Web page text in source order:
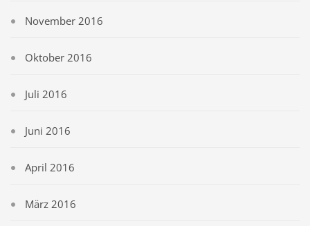
November 2016
Oktober 2016
Juli 2016
Juni 2016
April 2016
März 2016